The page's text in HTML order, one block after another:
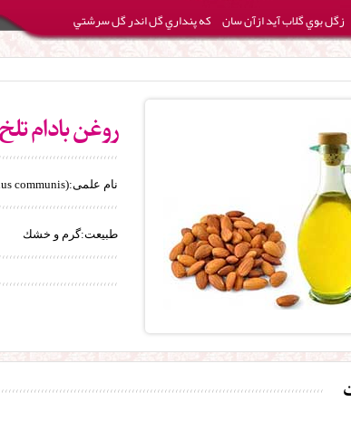
زگل بوي گلاب آيد ازآن سان كه پنداري گل اندر گل سرشتي
روغن بادام تلخ
نام علمی:Amygdalus communis (syn.Prunus communis)
طبیعت:گرم و خشك